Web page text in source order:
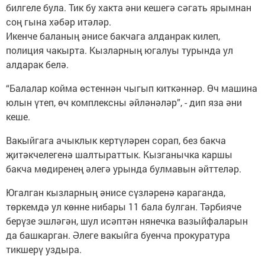
билгеле була. Тик бу хакта әни кешегә сәгать ярымнан
соң гына хәбәр итәләр.
Икенче баланың әнисе бакчага алданрак килеп,
полиция чакырта. Кызларның югалуы турында ул
алдарак белә.
“Балалар койма өстеннән чыгып киткәннәр. Өч машина
юлын үтеп, өч комплексны әйләнәләр”, - дип яза әни
кеше.
Вакыйгага ачыклык кертүләрен сорап, без бакча
җитәкчелегенә шалтыраттык. Кызганычка каршы
бакча мөдиренең әлегә урында булмавын әйттеләр.
Югалган кызларның әнисе сүзләренә караганда,
төркемдә ул көнне нибары 11 бала булган. Тәрбияче
берүзе эшләгән, шул исәптән нянечка вазыйфаларын
да башкарган. Әлеге вакыйга буенча прокуратура
тикшерү уздыра.